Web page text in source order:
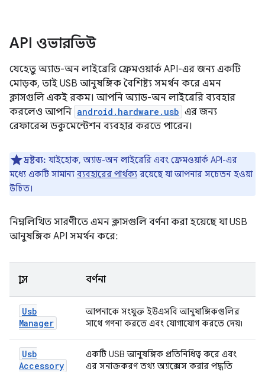
API ওভারভিউ
যেহেতু অ্যাড-অন লাইব্রেরি ফ্রেমওয়ার্ক API-এর জন্য একটি
মোড়ক, তাই USB আনুষঙ্গিক বৈশিষ্ট্য সমর্থন করে এমন
ক্লাসগুলি একই রকম। আপনি অ্যাড-অন লাইব্রেরি ব্যবহার
করলেও আপনি android.hardware.usb এর জন্য
রেফারেন্স ডকুমেন্টেশন ব্যবহার করতে পারেন।
দ্রষ্টব্য: যাইহোক, অ্যাড-অন লাইব্রেরি এবং ফ্রেমওয়ার্ক API-এর
মধ্যে একটি সামান্য ব্যবহারের পার্থক্য রয়েছে যা আপনার সচেতন হওয়া
উচিত।
নিম্নলিখিত সারণীতে এমন ক্লাসগুলি বর্ণনা করা হয়েছে যা USB
আনুষঙ্গিক API সমর্থন করে:
ক্লাস বর্ণনা
Usb
Manager
আপনাকে সংযুক্ত ইউএসবি আনুষাঙ্গিকগুলির
সাথে গণনা করতে এবং যোগাযোগ করতে দেয়৷
Usb
Accessory
একটি USB আনুষঙ্গিক প্রতিনিধিত্ব করে এবং
এর সনাক্তকরণ তথ্য অ্যাক্সেস করার পদ্ধতি